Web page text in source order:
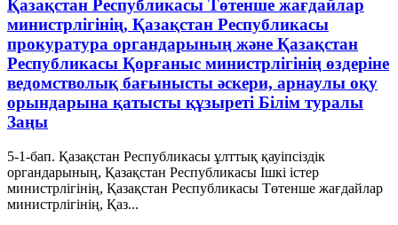
Қазақстан Республикасы Төтенше жағдайлар
министрлігінің, Қазақстан Республикасы
прокуратура органдарының және Қазақстан
Республикасы Қорғаныс министрлігінің өздеріне
ведомстволық бағынысты әскери, арнаулы оқу
орындарына қатысты құзыреті Білім туралы
Заңы
5-1-бап. Қазақстан Республикасы ұлттық қауіпсіздік
органдарының, Қазақстан Республикасы Ішкі істер
министрлігінің, Қазақстан Республикасы Төтенше жағдайлар
министрлігінің, Қаз...